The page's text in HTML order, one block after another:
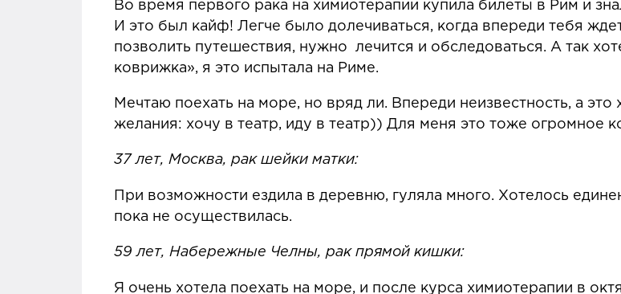
Во время первого рака на химиотерапии купила билеты в Рим и
И это был кайф! Легче было долечиваться, когда впереди тебя
позволить путешествия, нужно лечится и обследоваться. А так
коврижка», я это испытала на Риме.
Мечтаю поехать на море, но вряд ли. Впереди неизвестность, а
желания: хочу в театр, иду в театр)) Для меня это тоже огромное
37 лет, Москва, рак шейки матки:
При возможности ездила в деревню, гуляла много. Хотелось
пока не осуществилась.
59 лет, Набережные Челны, рак прямой кишки:
Я очень хотела поехать на море, и после курса химиотерапии в